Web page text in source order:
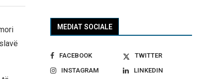
MEDIAT SOCIALE
FACEBOOK
TWITTER
INSTAGRAM
LINKEDIN